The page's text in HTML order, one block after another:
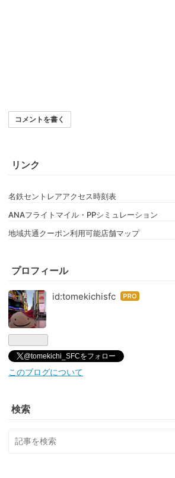
コメントを書く
リンク
名鉄セントレアアクセス時刻表
ANAフライトマイル・PPシミュレーション
地域共通クーポン利用可能店舗マップ
プロフィール
id:tomekichisfc はて
@tomekichi_SFCをフォロー
このブログについて
検索